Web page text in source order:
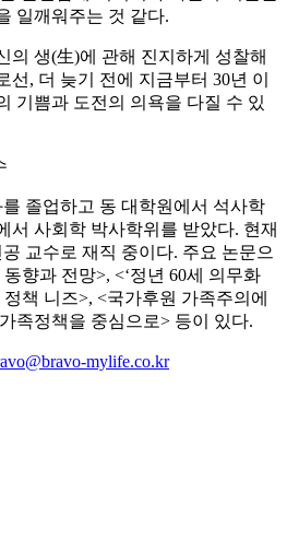
일깨워주는 것 같다.
의 생(生)에 관해 진지하게 성찰해
선, 더 늦기 전에 지금부터 30년 이
기쁨과 도전의 의욕을 다질 수 있
졸업하고 동 대학원에서 석사학
서 사회학 박사학위를 받았다. 현재
교수로 재직 중이다. 주요 논문으
향과 전망>, <‘정년 60세 의무화
책 니즈>, <국가후원 가족주의에
족정책을 중심으로> 등이 있다.
mylife.co.kr